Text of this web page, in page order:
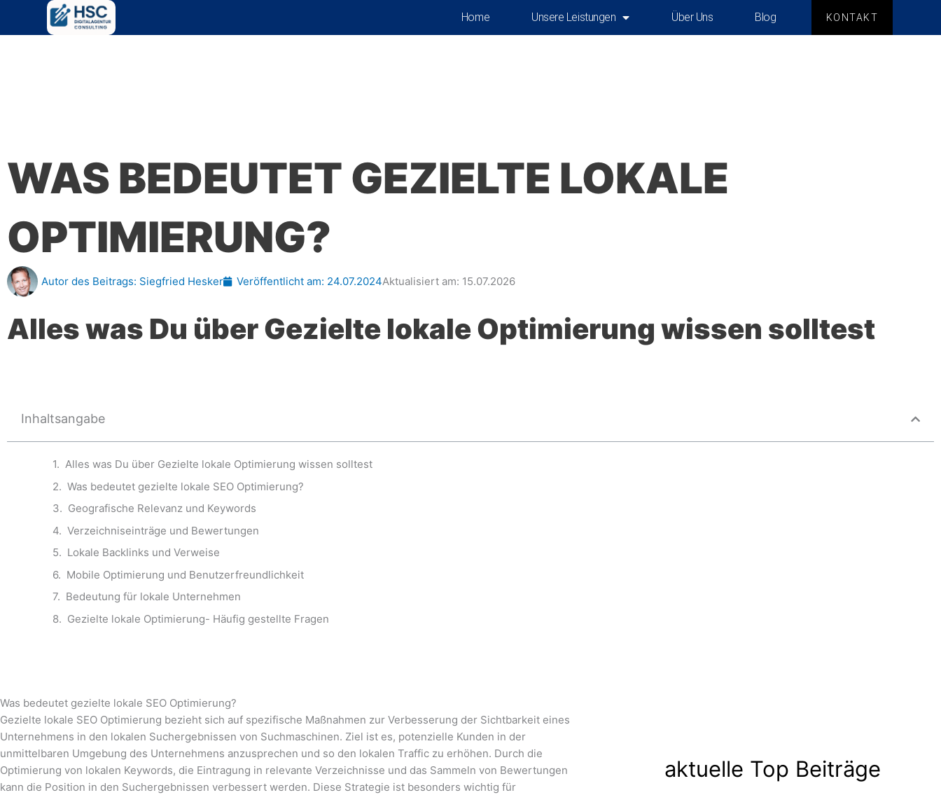
Home Unsere Leistungen Über Uns Blog KONTAKT
WAS BEDEUTET GEZIELTE LOKALE
OPTIMIERUNG?
Autor des Beitrags: Siegfried Hesker Veröffentlicht am: 24.07.2024Aktualisiert am: 15.07.2026
Alles was Du über Gezielte lokale Optimierung wissen solltest
Inhaltsangabe
Alles was Du über Gezielte lokale Optimierung wissen solltest
Was bedeutet gezielte lokale SEO Optimierung?
Geografische Relevanz und Keywords
Verzeichniseinträge und Bewertungen
Lokale Backlinks und Verweise
Mobile Optimierung und Benutzerfreundlichkeit
Bedeutung für lokale Unternehmen
Gezielte lokale Optimierung- Häufig gestellte Fragen
Was bedeutet gezielte lokale SEO Optimierung?
Gezielte lokale SEO Optimierung bezieht sich auf spezifische Maßnahmen zur Verbesserung der Sichtbarkeit eines
Unternehmens in den lokalen Suchergebnissen von Suchmaschinen. Ziel ist es, potenzielle Kunden in der
unmittelbaren Umgebung des Unternehmens anzusprechen und so den lokalen Traffic zu erhöhen. Durch die
Optimierung von lokalen Keywords, die Eintragung in relevante Verzeichnisse und das Sammeln von Bewertungen
kann die Position in den Suchergebnissen verbessert werden. Diese Strategie ist besonders wichtig für
aktuelle Top Beiträge